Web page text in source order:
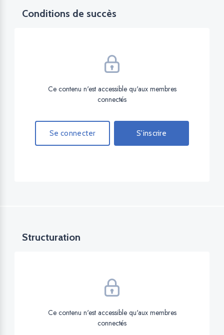
Conditions de succès
Ce contenu n'est accessible qu'aux membres
connectés
Se connecter S'inscrire
Structuration
Ce contenu n'est accessible qu'aux membres
connectés